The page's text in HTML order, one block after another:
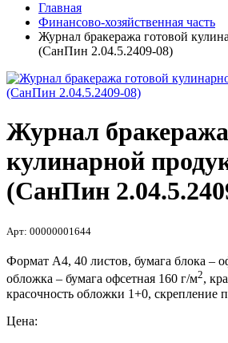
Главная
Финансово-хозяйственная часть
Журнал бракеража готовой
(СанПин 2.04.5.2409-08)
Журнал
кулинарной
(СанПин
Арт: 00000001644
Формат А4, 40 листов, бумага блока –
обложка – бумага офсетная 160 г/м2,
красочность обложки 1+0, скрепление
Цена: